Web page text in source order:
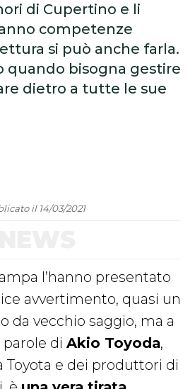
di Cupertino e li
competenze
si può anche farla.
quando bisogna gestire
dietro a tutte le sue
il 14/03/2021
l’hanno presentato
avvertimento, quasi un
da vecchio saggio, ma a
di Akio Toyoda,
Toyota e dei produttori di